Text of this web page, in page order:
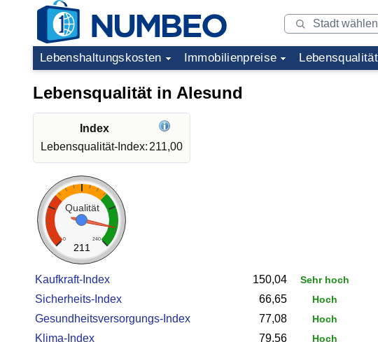
Lebenshaltungskosten Immobilienpreise Lebensqualität
Lebensqualität in Alesund
Index
Lebensqualität-Index: 211,00
Qualität
0 240
211
Kaufkraft-Index 150,04 Sehr hoch
Sicherheits-Index 66,65 Hoch
Gesundheitsversorgungs-Index 77,08 Hoch
Klima-Index 79,56 Hoch